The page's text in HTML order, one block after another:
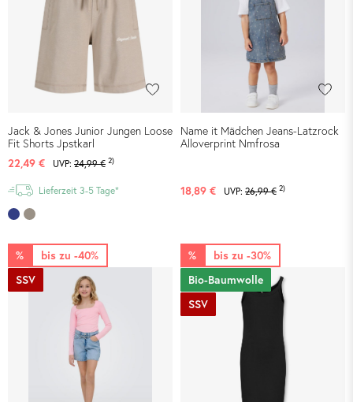
Jack & Jones Junior Jungen Loose
Fit Shorts Jpstkarl
22,49 €
UVP: 24,99 € 2)
Lieferzeit 3-5 Tage*
Name it Mädchen Jeans-Latzrock
Alloverprint Nmfrosa
18,89 € UVP: 26,99 € 2)
bis zu -40%
%
SSV
bis zu -30%
%
Bio-Baumwolle
SSV